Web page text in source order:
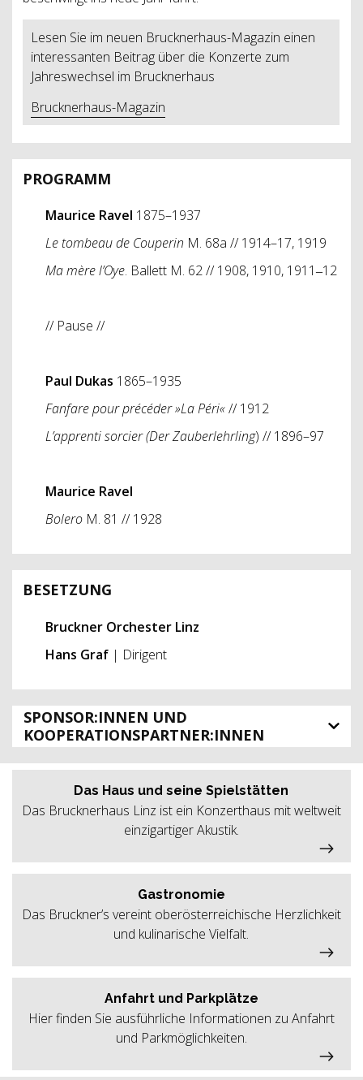
Lesen Sie im neuen Brucknerhaus-Magazin einen
interessanten Beitrag über die Konzerte zum
Jahreswechsel im Brucknerhaus
Brucknerhaus-Magazin
PROGRAMM
Maurice Ravel 1875–1937
Le tombeau de Couperin M. 68a // 1914–17, 1919
Ma mère l’Oye. Ballett M. 62 // 1908, 1910, 1911‒12
// Pause //
Paul Dukas 1865–1935
Fanfare pour précéder »La Péri«// 1912
L’apprenti sorcier (Der Zauberlehrling) // 1896–97
Maurice Ravel
Bolero M. 81 // 1928
BESETZUNG
Bruckner Orchester Linz
Hans Graf | Dirigent
SPONSOR:INNEN UND
KOOPERATIONSPARTNER:INNEN
Das Haus und seine Spielstätten
Das Brucknerhaus Linz ist ein Konzerthaus mit weltweit
einzigartiger Akustik.
Gastronomie
Das Bruckner’s vereint oberösterreichische Herzlichkeit
und kulinarische Vielfalt.
Anfahrt und Parkplätze
Hier finden Sie ausführliche Informationen zu Anfahrt
und Parkmöglichkeiten.